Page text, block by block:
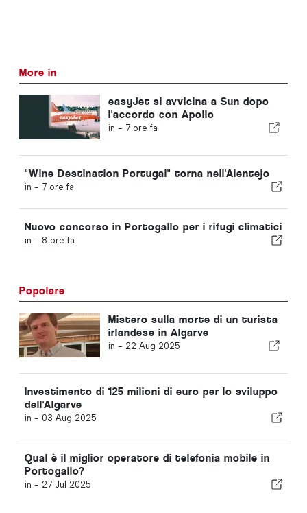
More in
easyJet si avvicina a Sun dopo
l'accordo con Apollo
in - 7 ore fa
"Wine Destination Portugal" torna nell'Alentejo
in - 7 ore fa
Nuovo concorso in Portogallo per i rifugi climatici
in - 8 ore fa
Popolare
Mistero sulla morte di un turista
irlandese in Algarve
in - 22 Aug 2025
Investimento di 125 milioni di euro per lo sviluppo
dell'Algarve
in - 03 Aug 2025
Qual è il miglior operatore di telefonia mobile in
Portogallo?
in - 27 Jul 2025